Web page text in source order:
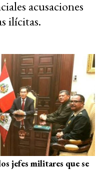
acusaciones
ilícitas.
jefes militares que se